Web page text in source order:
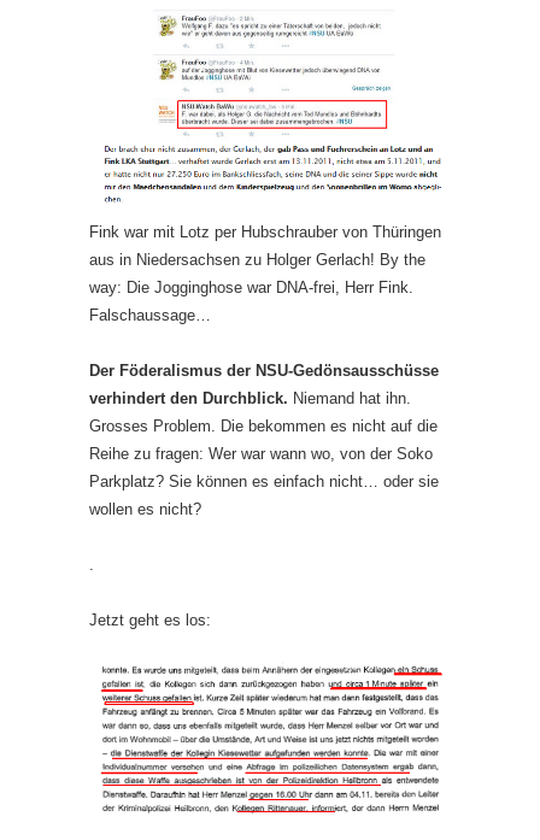
Fink war mit Lotz per Hubschrauber von Thüringen
aus in Niedersachsen zu Holger Gerlach! By the
way: Die Jogginghose war DNA-frei, Herr Fink.
Falschaussage…
Der Föderalismus der NSU-Gedönsausschüsse
verhindert den Durchblick. Niemand hat ihn.
Grosses Problem. Die bekommen es nicht auf die
Reihe zu fragen: Wer war wann wo, von der Soko
Parkplatz? Sie können es einfach nicht… oder sie
wollen es nicht?
Jetzt geht es los: